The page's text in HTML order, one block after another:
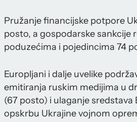
Pružanje financijske potpore
posto, a gospodarske sankcije
poduzećima i pojedincima 74
Europljani i dalje uvelike
emitiranja ruskim medijima u
(67 posto) i ulaganje sredstava
opskrbu Ukrajine vojnom